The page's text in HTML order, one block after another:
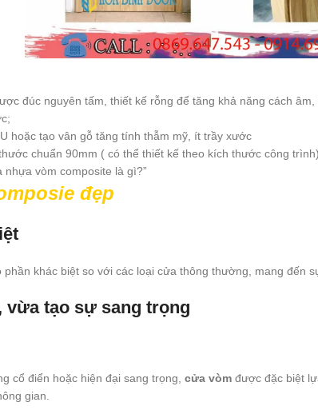
đúc nguyên tấm, thiết kế rỗng để tăng khả năng cách âm,
hoặc tạo vân gỗ tăng tính thẫm mỹ, ít trầy xước
chuẩn 90mm ( có thể thiết kế theo kích thước công trình)
nhựa vòm composite là gì?”
đẹp
phần khác biệt so với các loại cửa thông thường, mang đến
vừa tạo sự sang trọng
cổ điển hoặc hiện đại sang trọng, cửa vòm được đặc biệt
gian.